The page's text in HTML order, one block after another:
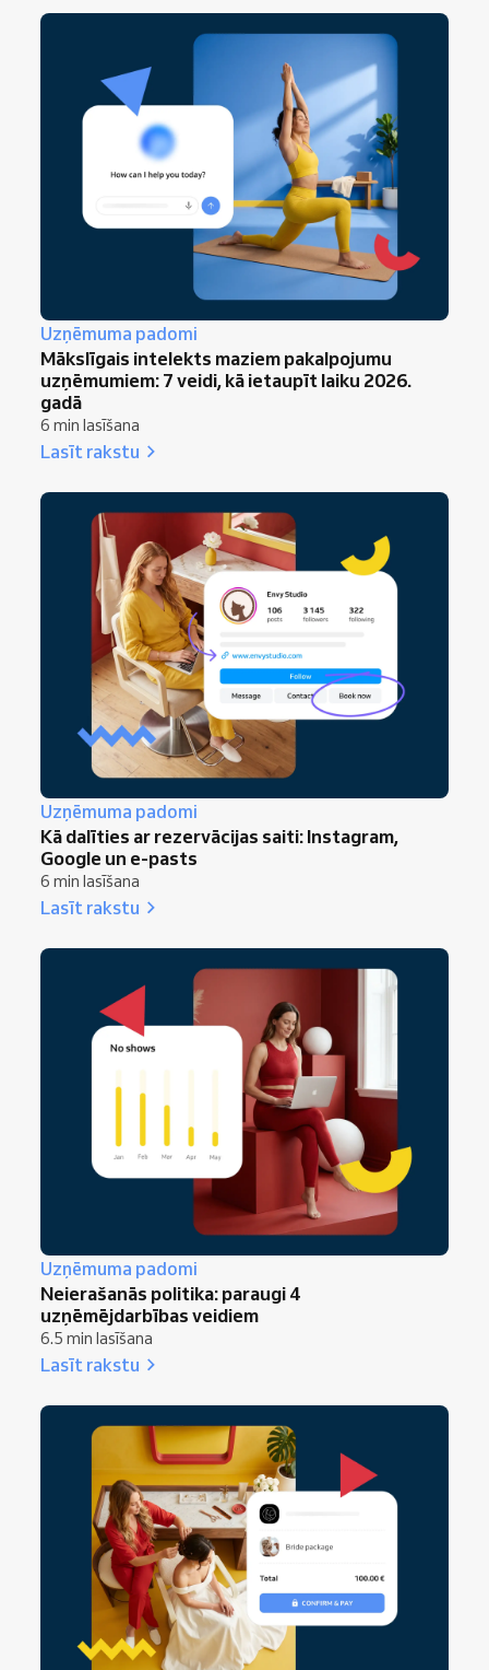
Uzņēmuma padomi
Mākslīgais intelekts maziem pakalpojumu
uzņēmumiem: 7 veidi, kā ietaupīt laiku 2026.
gadā
6 min lasīšana
Lasīt rakstu
Uzņēmuma padomi
Kā dalīties ar rezervācijas saiti: Instagram,
Google un e-pasts
6 min lasīšana
Lasīt rakstu
Uzņēmuma padomi
Neierašanās politika: paraugi 4
uzņēmējdarbības veidiem
6.5 min lasīšana
Lasīt rakstu